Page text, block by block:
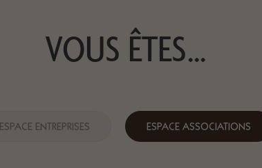
VOUS ÊTES...
ESPACE ENTREPRISES ESPACE ASSOCIATIONS